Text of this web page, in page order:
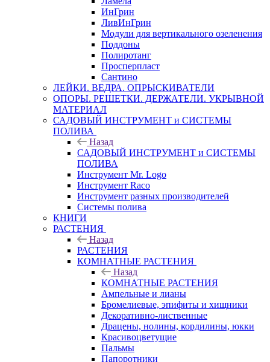
ИнГрин
ЛивИнГрин
Модули для вертикального озеленения
Поддоны
Полиротанг
Просперпласт
Сантино
ЛЕЙКИ. ВЕДРА. ОПРЫСКИВАТЕЛИ
ОПОРЫ. РЕШЕТКИ. ДЕРЖАТЕЛИ. УКРЫВНОЙ
МАТЕРИАЛ
САДОВЫЙ ИНСТРУМЕНТ и СИСТЕМЫ
ПОЛИВА
Назад
САДОВЫЙ ИНСТРУМЕНТ и СИСТЕМЫ
ПОЛИВА
Инструмент Mr. Logo
Инструмент Raco
Инструмент разных производителей
Системы полива
КНИГИ
РАСТЕНИЯ
Назад
РАСТЕНИЯ
КОМНАТНЫЕ РАСТЕНИЯ
Назад
КОМНАТНЫЕ РАСТЕНИЯ
Ампельные и лианы
Бромелиевые, эпифиты и хищники
Декоративно-лиственные
Драцены, нолины, кордилины, юкки
Красивоцветущие
Пальмы
Папоротники